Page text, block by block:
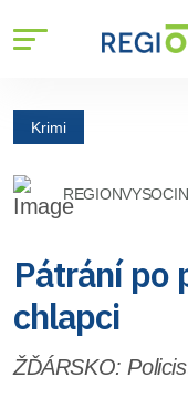
Krimi
Pátrání po
chlapci
ŽĎÁRSKO: